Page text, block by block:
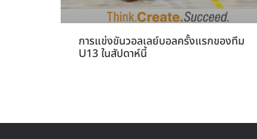
การแข่งขันวอลเลย์บอลครั้งแรกของทีม
U13 ในสัปดาห์นี้